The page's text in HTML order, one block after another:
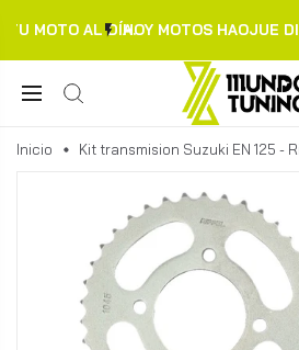
TU MOTO AL DÍA.HOY MOTOS HAOJUE
Inicio Kit transmision Suzuki EN 125 -